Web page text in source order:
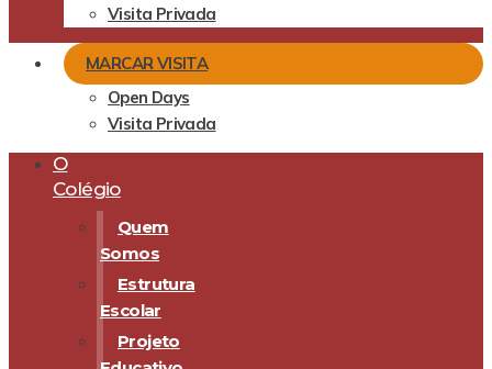
Visita Privada
MARCAR VISITA
Open Days
Visita Privada
O
Colégio
Quem
Somos
Estrutura
Escolar
Projeto